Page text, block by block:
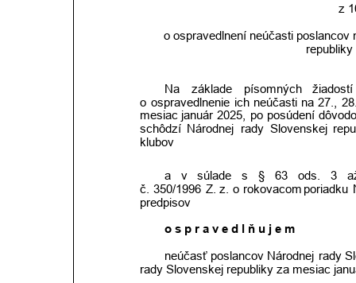
z
o ospravedlnení neúčasti
Na základe písomných
žiadostí
o ospravedlnenie ich neúčasti na 27.,
mesiac január 2025, po posúdení
schôdzí Národnej rady Slovenskej
klubov
a v súlade s § 63 ods. 3
č. 350/1996 Z. z. o rokovacom poriadku
predpisov
o s p r a v e d l ň u j e m
neúčasť poslancov Národnej rady
rady Slovenskej republiky za mesiac